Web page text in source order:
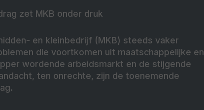
zet MKB onder druk
en kleinbedrijf (MKB) steeds vaker
die voortkomen uit maatschappelijke en
wordende arbeidsmarkt en de stijgende
ten onrechte, zijn de toenemende